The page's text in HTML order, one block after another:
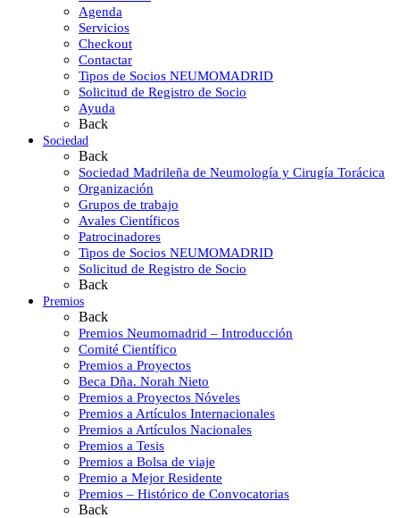
Agenda
Servicios
Checkout
Contactar
Tipos de Socios NEUMOMADRID
Solicitud de Registro de Socio
Ayuda
Back
Sociedad
Back
Sociedad Madrileña de Neumología y Cirugía Torácica
Organización
Grupos de trabajo
Avales Científicos
Patrocinadores
Tipos de Socios NEUMOMADRID
Solicitud de Registro de Socio
Back
Premios
Back
Premios Neumomadrid – Introducción
Comité Científico
Premios a Proyectos
Beca Dña. Norah Nieto
Premios a Proyectos Nóveles
Premios a Artículos Internacionales
Premios a Artículos Nacionales
Premios a Tesis
Premios a Bolsa de viaje
Premio a Mejor Residente
Premios – Histórico de Convocatorias
Back